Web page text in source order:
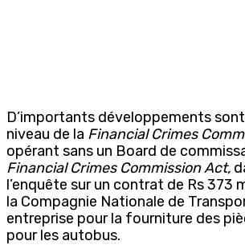
D’importants développements
niveau de la Financial Crimes
opérant sans un Board de
Financial Crimes Commission Act,
l’enquête sur un contrat de Rs 373
la Compagnie Nationale de
entreprise pour la fourniture des
pour les autobus.